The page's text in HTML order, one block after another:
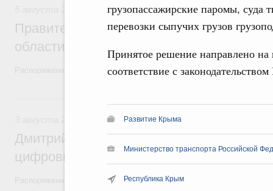
грузопассажирские паромы, суда
перевозки сыпучих грузов
Принятое решение направлено на
соответствие с
Развитие Крыма
Министерство транспорта Российской
Республика Крым
Национальный проект «Экологическое
Правительство увеличило объём
области в рамках федерального
Распоряжение от 3 августа 2026 года №2067-р
Регулирование в сфере торговли.
Дмитрий Григоренко возглавил штаб по
цифровых платформ
Распоряжение от 25 июля 2026 года №1966-р